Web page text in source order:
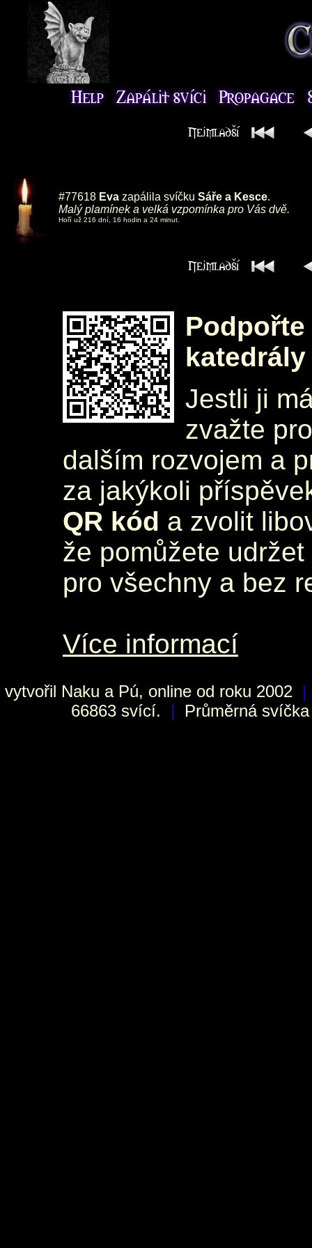
#77618 Eva zapálila svíčku Sáře a Kesce.
Malý plamínek a velká vzpomínka pro Vás dvě.
Hoří už 216 dní, 16 hodin a 24 minut.
katedrály
Jestli ji
zvažte
dalším rozvojem a
za jakýkoli
QR kód a zvolit
že pomůžete
pro všechny a bez
Více informací
vytvořil Naku a Pú, online od roku 2002 |
66863 svící.
| Průměrná